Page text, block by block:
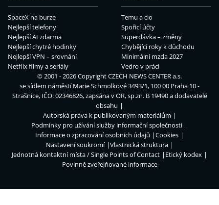
SpaceX na burze
Nejlepší telefony
Nejlepší AI zdarma
Nejlepší chytré hodinky
Nejlepší VPN – srovnání
Netflix filmy a seriály
Temu a clo
Spořicí účty
Superdávka – změny
Chybějící roky k důchodu
Minimální mzda 2027
Vedro v práci
© 2001 - 2026 CopyrightCZECH NEWS CENTER a.s.
se sídlem náměstí Marie Schmolkové 3493/1, 100 00 Praha 10 -
Strašnice, IČO: 02346826, zapsána v OR, sp.zn. B 19490 a dodavatelé
obsahu
Autorská práva k publikovaným materiálům
Podmínky pro užívání služby informační společnosti
Informace o zpracování osobních údajů
Cookies
Nastavení soukromí
Vlastnická struktura
Jednotná kontaktní místa / Single Points of Contact
Etický kodex
Povinně zveřejňované informace